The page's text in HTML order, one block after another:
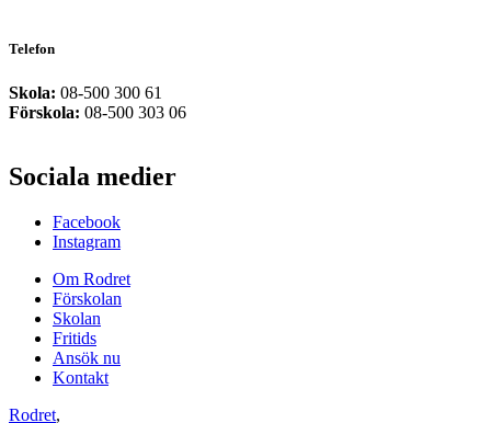
Telefon
Skola: 08-500 300 61
Förskola: 08-500 303 06
Sociala medier
Facebook
Instagram
Om Rodret
Förskolan
Skolan
Fritids
Ansök nu
Kontakt
Rodret,